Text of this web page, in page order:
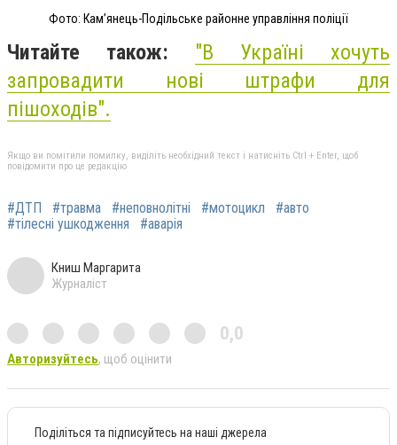
Фото: Кам’янець-Подільське районне управління поліції
Читайте також: "В Україні хочуть
запровадити нові штрафи для
пішоходів".
Якщо ви помітили помилку, виділіть необхідний текст і натисніть Ctrl + Enter, щоб
повідомити про це редакцію
#ДТП #травма #неповнолітні #мотоцикл
#авто
#тілесні ушкодження
#аварія
Книш Маргарита
Журналіст
0,0
Авторизуйтесь, щоб оцінити
Поділіться та підписуйтесь на наші джерела